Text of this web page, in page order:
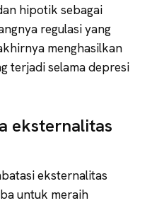
hipotik sebagai
regulasi yang
menghasilkan
terjadi selama depresi
eksternalitas
eksternalitas
untuk meraih